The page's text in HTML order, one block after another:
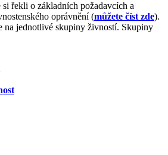
řekli o základních požadavcích a
oprávnění (můžete číst zde).
na jednotlivé skupiny živností. Skupiny